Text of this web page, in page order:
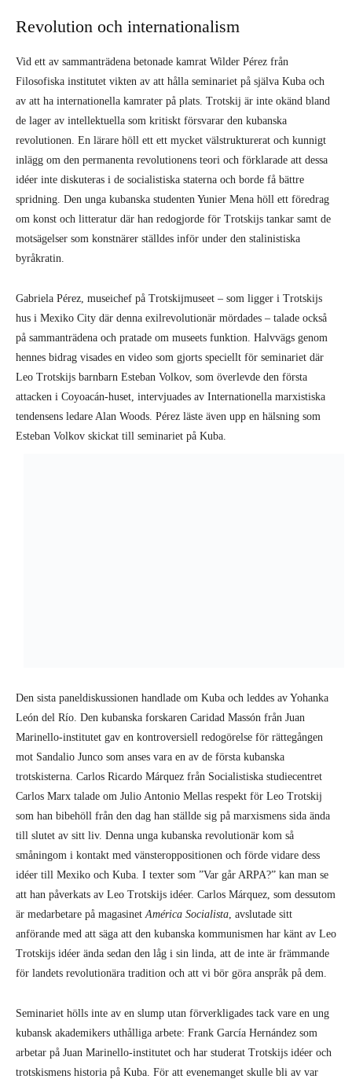
Revolution och internationalism
Vid ett av sammanträdena betonade kamrat Wilder Pérez från
Filosofiska institutet vikten av att hålla seminariet på själva Kuba och
av att ha internationella kamrater på plats. Trotskij är inte okänd bland
de lager av intellektuella som kritiskt försvarar den kubanska
revolutionen. En lärare höll ett ett mycket välstrukturerat och kunnigt
inlägg om den permanenta revolutionens teori och förklarade att dessa
idéer inte diskuteras i de socialistiska staterna och borde få bättre
spridning. Den unga kubanska studenten Yunier Mena höll ett föredrag
om konst och litteratur där han redogjorde för Trotskijs tankar samt de
motsägelser som konstnärer ställdes inför under den stalinistiska
byråkratin.
Gabriela Pérez, museichef på Trotskijmuseet – som ligger i Trotskijs
hus i Mexiko City där denna exilrevolutionär mördades – talade också
på sammanträdena och pratade om museets funktion. Halvvägs genom
hennes bidrag visades en video som gjorts speciellt för seminariet där
Leo Trotskijs barnbarn Esteban Volkov, som överlevde den första
attacken i Coyoacán-huset, intervjuades av Internationella marxistiska
tendensens ledare Alan Woods. Pérez läste även upp en hälsning som
Esteban Volkov skickat till seminariet på Kuba.
Den sista paneldiskussionen handlade om Kuba och leddes av Yohanka
León del Río. Den kubanska forskaren Caridad Massón från Juan
Marinello-institutet gav en kontroversiell redogörelse för rättegången
mot Sandalio Junco som anses vara en av de första kubanska
trotskisterna. Carlos Ricardo Márquez från Socialistiska studiecentret
Carlos Marx talade om Julio Antonio Mellas respekt för Leo Trotskij
som han bibehöll från den dag han ställde sig på marxismens sida ända
till slutet av sitt liv. Denna unga kubanska revolutionär kom så
småningom i kontakt med vänsteroppositionen och förde vidare dess
idéer till Mexiko och Kuba. I texter som ”Var går ARPA?” kan man se
att han påverkats av Leo Trotskijs idéer. Carlos Márquez, som dessutom
är medarbetare på magasinet América Socialista , avslutade sitt
anförande med att säga att den kubanska kommunismen har känt av Leo
Trotskijs idéer ända sedan den låg i sin linda, att de inte är främmande
för landets revolutionära tradition och att vi bör göra anspråk på dem.
Seminariet hölls inte av en slump utan förverkligades tack vare en ung
kubansk akademikers uthålliga arbete: Frank García Hernández som
arbetar på Juan Marinello-institutet och har studerat Trotskijs idéer och
trotskismens historia på Kuba. För att evenemanget skulle bli av var